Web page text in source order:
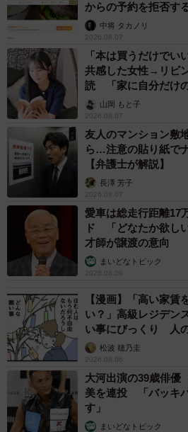
店内には「Book-R篠崎」という一棚店主
その後の4年間で、野良の子が産ん
男」「まる子」（ともに4歳）、保
から引き取った白猫の「しろゑ」
らで鳴いてさまよっていたキジト
歳）を保護し、東京から連れてき
に。みんな家の近くなどで縁のあ
カギは看板猫の座を後から来た子
の家で自由気ままに過ごしています
からの予約を拒否す
中将 タカノリ
2026.08.07
「本は買うだけでい
共感した女性→リビ
読 「家に自分だけの
山岡 もと子
2026.08.07
友人のマンション敷
ら…注意の貼り紙で
【弁護士が解説】
長澤 芳子
2026.08.07
愛車は総走行距離17
ド 「どなたか欲し
才師が譲渡の意向
まいどなトピック
2026.08.06
【漫画】「高い家賃
い？」高級レジデン
い事にびっくり 人
松波 穂乃圭
2026.08.06
大河出演の39歳俳
美を連投 「バッキ
す」
まいどなトピック